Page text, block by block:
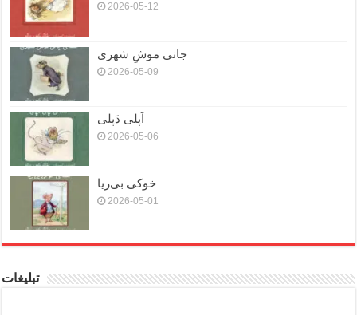
2026-05-12
جانی موشِ شهری
2026-05-09
اَپلی دَپلی
2026-05-06
خوکی بی‌ریا
2026-05-01
تبلیغات